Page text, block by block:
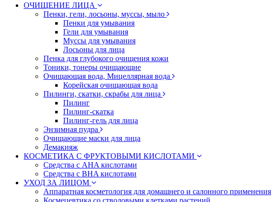
ОЧИЩЕНИЕ ЛИЦА
Пенки, гели, лосьоны, муссы, мыло
Пенки для умывания
Гели для умывания
Муссы для умывания
Лосьоны для лица
Пенка для глубокого очищения кожи
Тоники, тонеры очищающие
Очищающая вода, Мицеллярная вода
Корейская очищающая вода
Пилинги, скатки, скрабы для лица
Пилинг
Пилинг-скатка
Пилинг-гель для лица
Энзимная пудра
Очищающие маски для лица
Демакияж
КОСМЕТИКА С ФРУКТОВЫМИ КИСЛОТАМИ
Средства с AHA кислотами
Средства с BHA кислотами
УХОД ЗА ЛИЦОМ
Аппаратная косметология для домашнего и салонного применения
Космецевтика со стволовыми клетками растений